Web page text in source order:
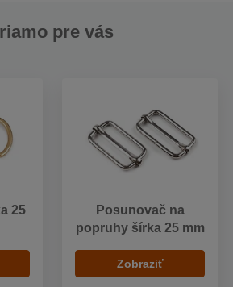
pre vás
25
Posunovač na
popruhy šírka 25 mm
Zobraziť